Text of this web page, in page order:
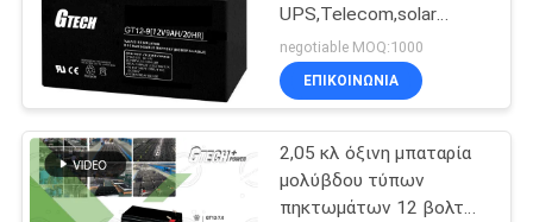
Χαμηλή συχνότητα
Online UPS
UPS,Telecom,solar
system,alarm system
negotiable MOQ:1000
ΕΠΙΚΟΙΝΩΝΙΑ
2,05 κλ όξινη μπαταρία
μολύβδου τύπων
πηκτωμάτων 12 βολτ